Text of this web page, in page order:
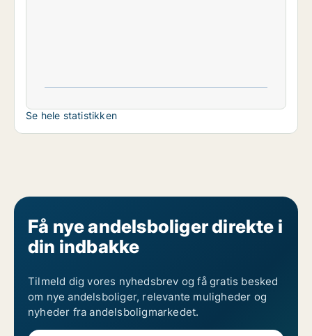
Se hele statistikken
Få nye andelsboliger direkte i
din indbakke
Tilmeld dig vores nyhedsbrev og få gratis besked
om nye andelsboliger, relevante muligheder og
nyheder fra andelsboligmarkedet.